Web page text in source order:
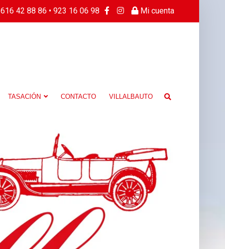
616 42 88 86 • 923 16 06 98 Mi cuenta
TASACIÓN CONTACTO VILLALBAUTO